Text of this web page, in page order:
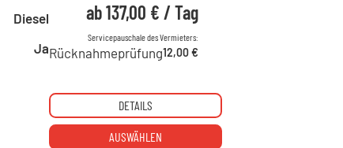
Diesel
Ja
ab137,00 € /Tag
Servicepauschale des Vermieters:
Rücknahmeprüfung12,00 €
DETAILS
AUSWÄHLEN